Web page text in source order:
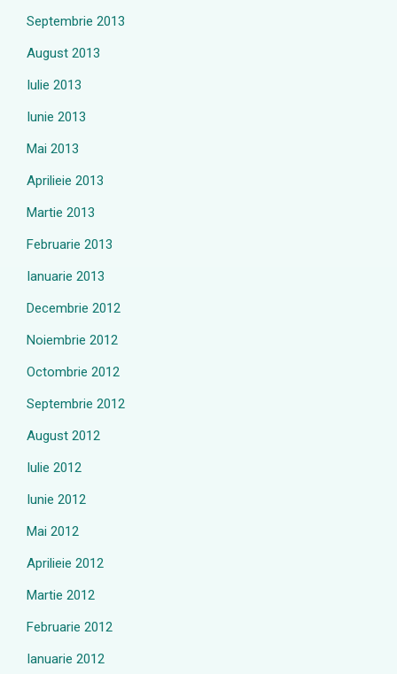
Septembrie 2013
August 2013
Iulie 2013
Iunie 2013
Mai 2013
Aprilieie 2013
Martie 2013
Februarie 2013
Ianuarie 2013
Decembrie 2012
Noiembrie 2012
Octombrie 2012
Septembrie 2012
August 2012
Iulie 2012
Iunie 2012
Mai 2012
Aprilieie 2012
Martie 2012
Februarie 2012
Ianuarie 2012